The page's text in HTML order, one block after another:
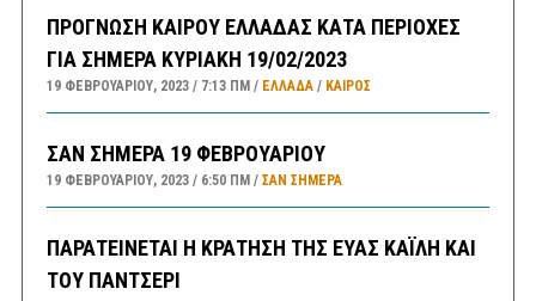
ΠΡΟΓΝΩΣΗ ΚΑΙΡΟΥ ΕΛΛΑΔΑΣ ΚΑΤΑ ΠΕΡΙΟΧΕΣ
ΓΙΑ ΣΗΜΕΡΑ ΚΥΡΙΑΚΗ 19/02/2023
19 ΦΕΒΡΟΥΑΡΊΟΥ, 2023 7:13 ΠΜ ΕΛΛΑΔA/ ΚΑΙΡΌΣ
ΣΑΝ ΣΗΜΕΡΑ 19 ΦΕΒΡΟΥΑΡΙΟΥ
19 ΦΕΒΡΟΥΑΡΊΟΥ, 2023 6:50 ΠΜ ΣΑΝ ΣΉΜΕΡΑ
ΠΑΡΑΤΕΙΝΕΤΑΙ Η ΚΡΑΤΗΣΗ ΤΗΣ ΕΥΑΣ ΚΑΪΛΗ ΚΑΙ
ΤΟΥ ΠΑΝΤΣΕΡΙ